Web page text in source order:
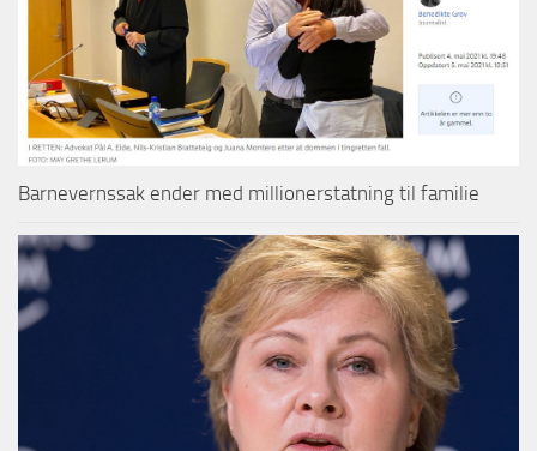
Barnevernssak ender med millionerstatning til familie